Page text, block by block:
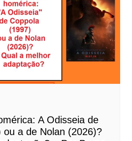
A Odisseia de
ou a de Nolan (2026)?